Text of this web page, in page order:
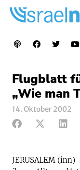
Flugblatt
„Wie man
14. Oktober 2002
JERUSALEM